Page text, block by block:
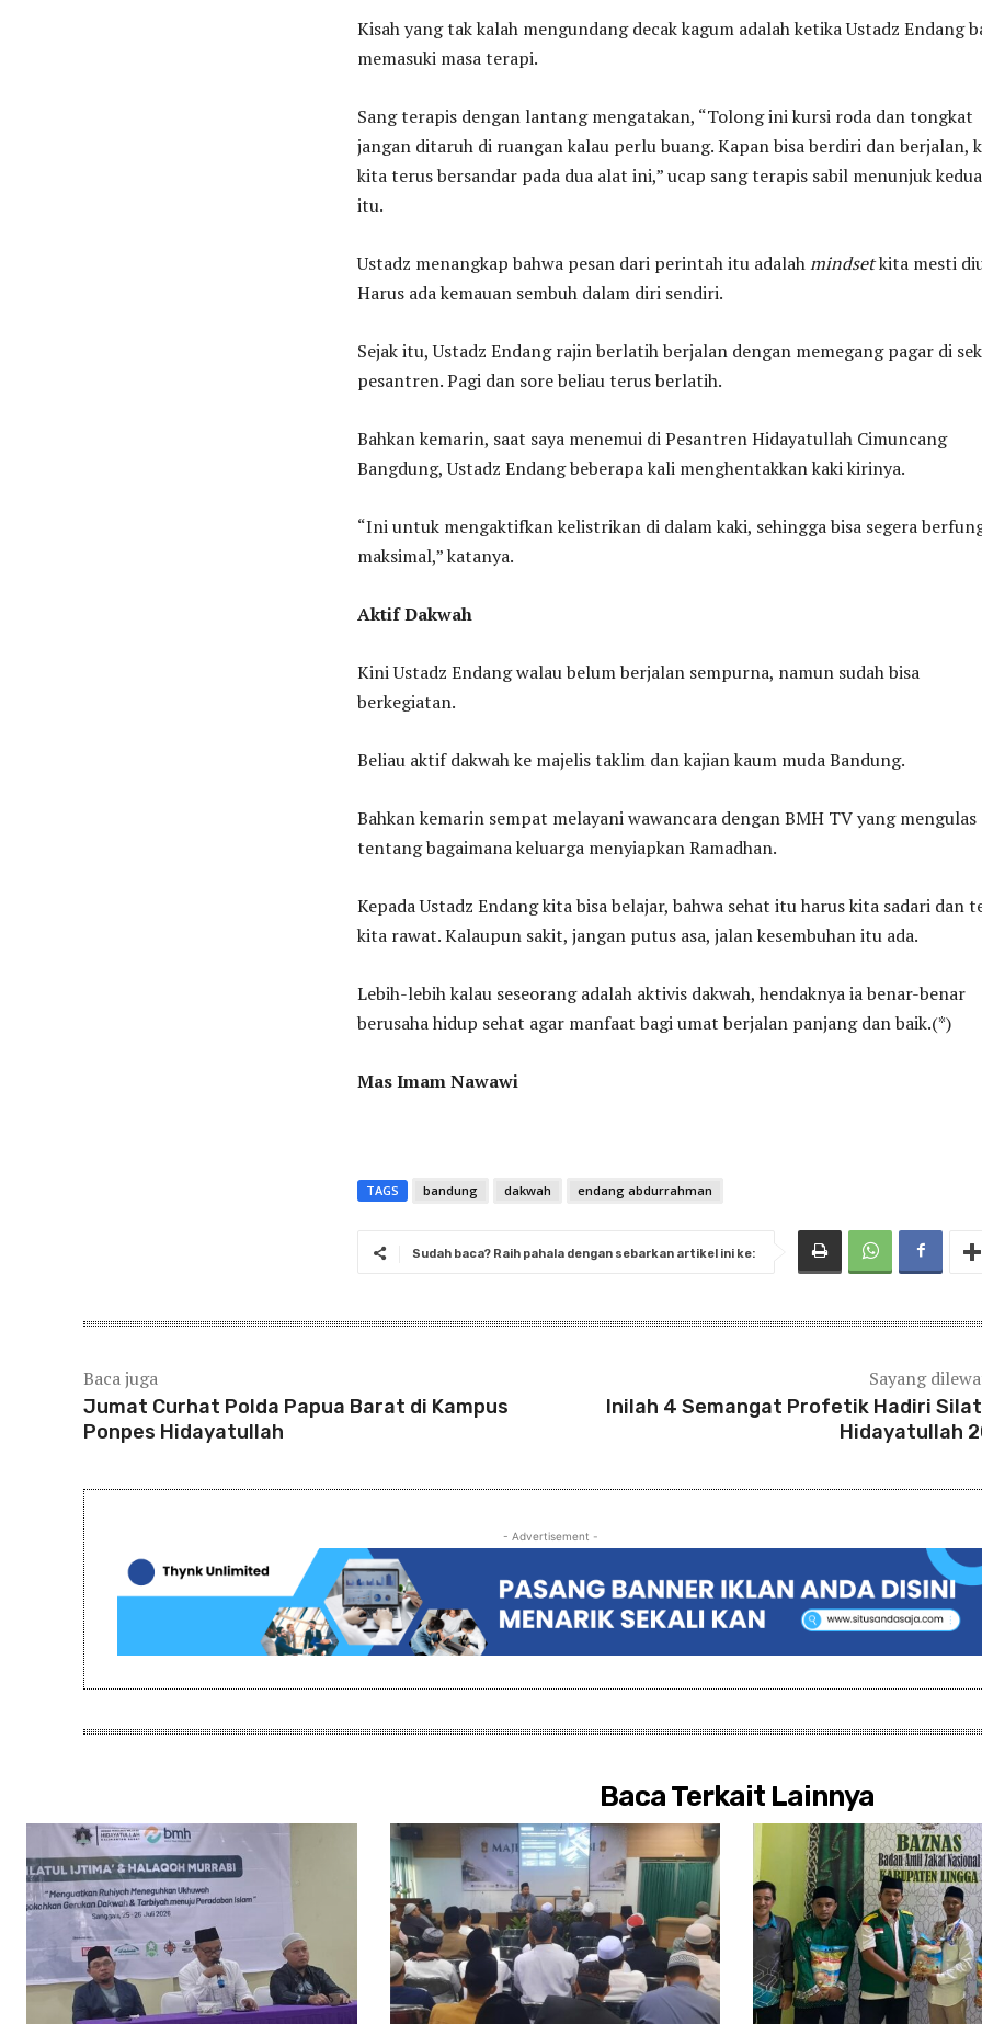
Kisah yang tak kalah mengundang decak kagum adalah ketika Ustadz Endang
memasuki masa terapi.
Sang terapis dengan lantang mengatakan, “Tolong ini kursi roda dan tongkat
jangan ditaruh di ruangan kalau perlu buang. Kapan bisa berdiri dan berjalan,
kita terus bersandar pada dua alat ini,” ucap sang terapis sabil menunjuk
itu.
Ustadz menangkap bahwa pesan dari perintah itu adalahmindsetkita mesti
Harus ada kemauan sembuh dalam diri sendiri.
Sejak itu, Ustadz Endang rajin berlatih berjalan dengan memegang pagar di
pesantren. Pagi dan sore beliau terus berlatih.
Bahkan kemarin, saat saya menemui di Pesantren Hidayatullah Cimuncang
Bangdung, Ustadz Endang beberapa kali menghentakkan kaki kirinya.
“Ini untuk mengaktifkan kelistrikan di dalam kaki, sehingga bisa segera
maksimal,” katanya.
Aktif Dakwah
Kini Ustadz Endang walau belum berjalan sempurna, namun sudah bisa
berkegiatan.
Beliau aktif dakwah ke majelis taklim dan kajian kaum muda Bandung.
Bahkan kemarin sempat melayani wawancara dengan BMH TV yang mengulas
tentang bagaimana keluarga menyiapkan Ramadhan.
Kepada Ustadz Endang kita bisa belajar, bahwa sehat itu harus kita sadari dan
kita rawat. Kalaupun sakit, jangan putus asa, jalan kesembuhan itu ada.
Lebih-lebih kalau seseorang adalah aktivis dakwah, hendaknya ia benar-benar
berusaha hidup sehat agar manfaat bagi umat berjalan panjang dan baik.(*)
Mas Imam Nawawi
TAGS bandung dakwah endang abdurrahman
Sudah baca? Raih pahala dengan sebarkan artikel ini ke:
Baca juga
Jumat Curhat Polda Papua Barat di Kampus
Ponpes Hidayatullah
Sayang
Inilah 4 Semangat Profetik Hadiri
Hidayatullah
- Advertisement -
Baca Terkait Lainnya